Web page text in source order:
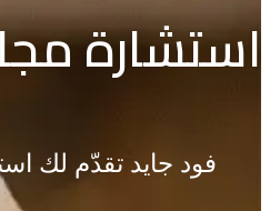
استشارة
فود جايد تقدّم لك